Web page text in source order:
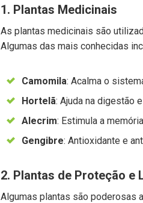
1. Plantas Medicinais
As plantas medicinais são
Algumas das mais conhecidas
Camomila: Acalma o
Hortelã: Ajuda na digestão
Alecrim: Estimula a
Gengibre: Antioxidante e
2. Plantas de Proteção e
Algumas plantas são poderosas